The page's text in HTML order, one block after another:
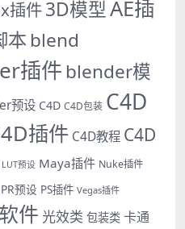
插件3D模型AE插
本 blend
插件 blender模
预设 C4D C4D包装 C4D
插件 C4D教程 C4D
LUT预设 Maya插件 Nuke插件
PR预设 PS插件 Vegas插件
件 光效类 包装类 卡通